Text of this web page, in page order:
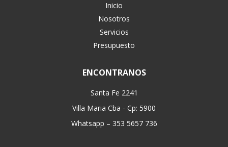
Inicio
Nosotros
Servicios
Presupuesto
ENCONTRANOS
Santa Fe 2241
Villa Maria Cba - Cp: 5900
Whatsapp – 353 5657 736